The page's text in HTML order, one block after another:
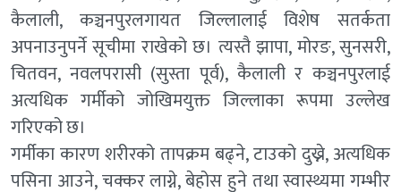
कैलाली, कञ्चनपुरलगायत जिल्लालाई विशेष सतर्कता
अपनाउनुपर्ने सूचीमा राखेको छ। त्यस्तै झापा, मोरङ, सुनसरी,
चितवन, नवलपरासी (सुस्ता पूर्व), कैलाली र कञ्चनपुरलाई
अत्यधिक गर्मीको जोखिमयुक्त जिल्लाका रूपमा उल्लेख
गरिएको छ।
गर्मीका कारण शरीरको तापक्रम बढ्ने, टाउको दुख्ने, अत्यधिक
पसिना आउने, चक्कर लाग्ने, बेहोस हुने तथा स्वास्थ्यमा गम्भीर